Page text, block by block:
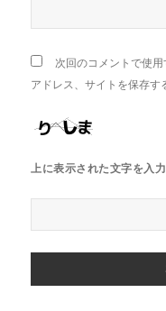
次回のコメントで使
アドレス、サイトを保存す
上に表示された文字を入力